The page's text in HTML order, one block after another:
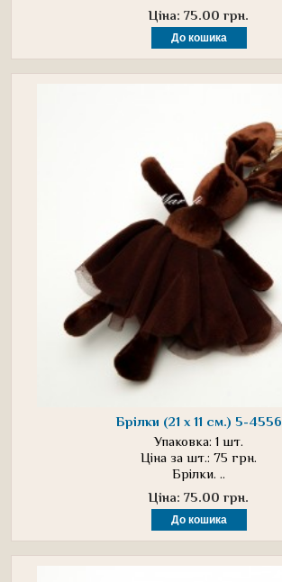
Ціна: 75.00 грн.
Брілки (21 х 11 см.) 5-4556
Упаковка: 1 шт.
Ціна за шт.: 75 грн.
Брілки. ..
Ціна: 75.00 грн.